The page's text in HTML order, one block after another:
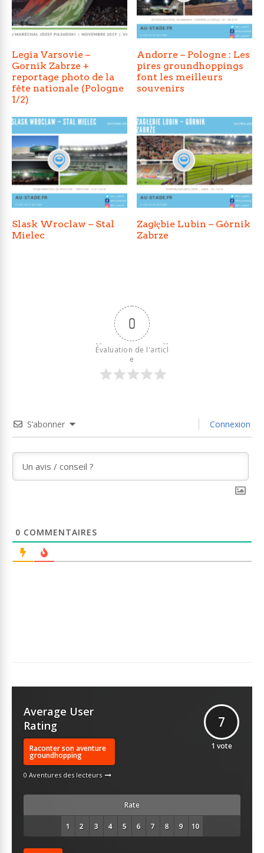
Legia Varsovie –
Gornik Zabrze +
reportage photo de la
fête nationale (Pologne
1/2)
Andorre – Pologne : Les
pires groundhoppings
font les meilleurs
souvenirs
Slask Wroclaw – Stal
Mielec
Zagłębie Lubin – Górnik
Zabrze
0
Évaluation de l'articl
e
S’abonner Connexion
0 COMMENTAIRES
Average User
Rating
Raconter son aventure
groundhopping
0 Aventures des lecteurs
7
1 vote
Rate